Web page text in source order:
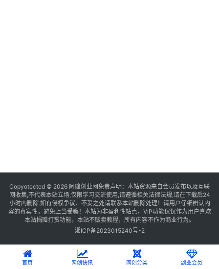
Copyotected © 2026 阿峰创业网 免责声明：本站资源来自会员发布以及互联
网收集,不代表本站立场,仅限学习交流使用,请遵循相关法律法规,请在下载后24
小时内删除.如有侵权争议、不妥之处请联系本站删除处理！请用户仔细辨认内
容的真实性，避免上当受骗！本站为非盈利性站点，VIP功能仅仅作为用户喜欢
本站捐赠打赏功能，本站不贩卖教程，所有内容不作为商业行为。
湘ICP备2023015240号-2
首页 网创快讯 网创分类 副业会员